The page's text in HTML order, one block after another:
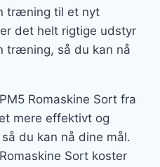
træning til et nyt
det helt rigtige udstyr
træning, så du kan nå
Romaskine Sort fra
mere effektivt og
du kan nå dine mål.
Sort koster